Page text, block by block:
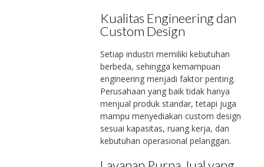
Kualitas Engineering dan
Custom Design
Setiap industri memiliki kebutuhan
berbeda, sehingga kemampuan
engineering menjadi faktor penting.
Perusahaan yang baik tidak hanya
menjual produk standar, tetapi juga
mampu menyediakan custom design
sesuai kapasitas, ruang kerja, dan
kebutuhan operasional pelanggan.